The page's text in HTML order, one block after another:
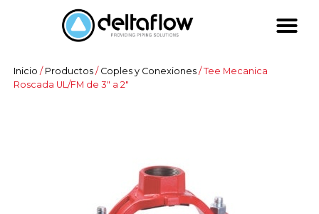
Inicio / Productos/ Coples y Conexiones/ Tee Mecanica
Roscada UL/FM de 3″ a 2″